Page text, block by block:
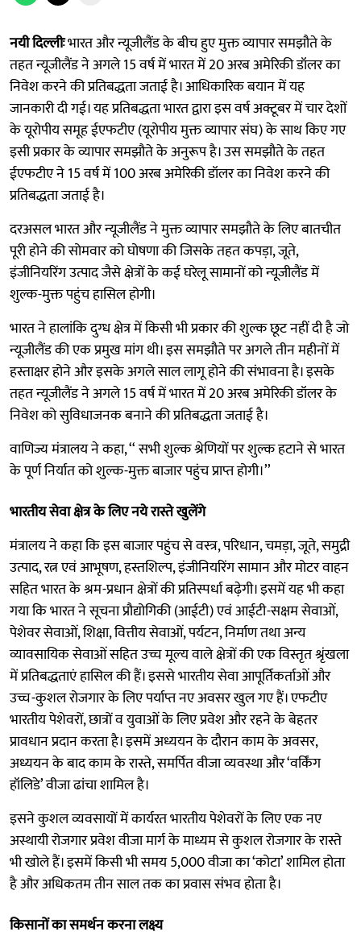
नयी दिल्लीःभारत और न्यूजीलैंड के बीच हुए मुक्त व्यापार समझौते के
तहत न्यूजीलैंड ने अगले 15 वर्ष में भारत में 20 अरब अमेरिकी डॉलर का
निवेश करने की प्रतिबद्धता जताई है। आधिकारिक बयान में यह
जानकारी दी गई। यह प्रतिबद्धता भारत द्वारा इस वर्ष अक्टूबर में चार देशों
के यूरोपीय समूह ईएफटीए (यूरोपीय मुक्त व्यापार संघ) के साथ किए गए
इसी प्रकार के व्यापार समझौते के अनुरूप है। उस समझौते के तहत
ईएफटीए ने 15 वर्ष में 100 अरब अमेरिकी डॉलर का निवेश करने की
प्रतिबद्धता जताई है।
दरअसल भारत और न्यूजीलैंड ने मुक्त व्यापार समझौते के लिए बातचीत
पूरी होने की सोमवार को घोषणा की जिसके तहत कपड़ा, जूते,
इंजीनियरिंग उत्पाद जैसे क्षेत्रों के कई घरेलू सामानों को न्यूजीलैंड में
शुल्क-मुक्त पहुंच हासिल होगी।
भारत ने हालांकि दुग्ध क्षेत्र में किसी भी प्रकार की शुल्क छूट नहीं दी है जो
न्यूजीलैंड की एक प्रमुख मांग थी। इस समझौते पर अगले तीन महीनों में
हस्ताक्षर होने और इसके अगले साल लागू होने की संभावना है। इसके
तहत न्यूजीलैंड ने अगले 15 वर्ष में भारत में 20 अरब अमेरिकी डॉलर के
निवेश को सुविधाजनक बनाने की प्रतिबद्धता जताई है।
वाणिज्य मंत्रालय ने कहा, ‘‘ सभी शुल्क श्रेणियों पर शुल्क हटाने से भारत
के पूर्ण निर्यात को शुल्क-मुक्त बाजार पहुंच प्राप्त होगी।’’
भारतीय सेवा क्षेत्र के लिए नये रास्ते खुलेंगे
मंत्रालय ने कहा कि इस बाजार पहुंच से वस्त्र, परिधान, चमड़ा, जूते, समुद्री
उत्पाद, रत्न एवं आभूषण, हस्तशिल्प, इंजीनियरिंग सामान और मोटर वाहन
सहित भारत के श्रम-प्रधान क्षेत्रों की प्रतिस्पर्धा बढ़ेगी। इसमें यह भी कहा
गया कि भारत ने सूचना प्रौद्योगिकी (आईटी) एवं आईटी-सक्षम सेवाओं,
पेशेवर सेवाओं, शिक्षा, वित्तीय सेवाओं, पर्यटन, निर्माण तथा अन्य
व्यावसायिक सेवाओं सहित उच्च मूल्य वाले क्षेत्रों की एक विस्तृत श्रृंखला
में प्रतिबद्धताएं हासिल की हैं। इससे भारतीय सेवा आपूर्तिकर्ताओं और
उच्च-कुशल रोजगार के लिए पर्याप्त नए अवसर खुल गए हैं। एफटीए
भारतीय पेशेवरों, छात्रों व युवाओं के लिए प्रवेश और रहने के बेहतर
प्रावधान प्रदान करता है। इसमें अध्ययन के दौरान काम के अवसर,
अध्ययन के बाद काम के रास्ते, समर्पित वीजा व्यवस्था और ‘वर्किंग
हॉलिडे’ वीजा ढांचा शामिल है।
इसने कुशल व्यवसायों में कार्यरत भारतीय पेशेवरों के लिए एक नए
अस्थायी रोजगार प्रवेश वीजा मार्ग के माध्यम से कुशल रोजगार के रास्ते
भी खोले हैं। इसमें किसी भी समय 5,000 वीजा का ‘कोटा’ शामिल होता
है और अधिकतम तीन साल तक का प्रवास संभव होता है।
किसानों का समर्थन करना लक्ष्य